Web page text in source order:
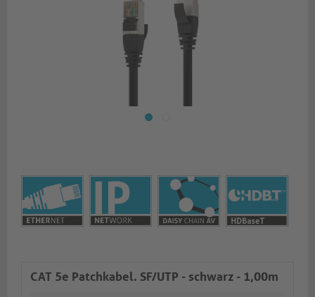
CAT 5e Patchkabel. SF/UTP - schwarz - 1,00m